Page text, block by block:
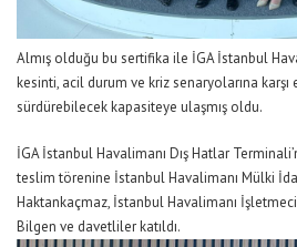
Almış olduğu bu sertifika ile İGA İstanbul
kesinti, acil durum ve kriz senaryolarına
sürdürebilecek kapasiteye ulaşmış oldu.
İGA İstanbul Havalimanı Dış Hatlar
teslim törenine İstanbul Havalimanı Mülki
Haktankaçmaz, İstanbul Havalimanı
Bilgen ve davetliler katıldı.